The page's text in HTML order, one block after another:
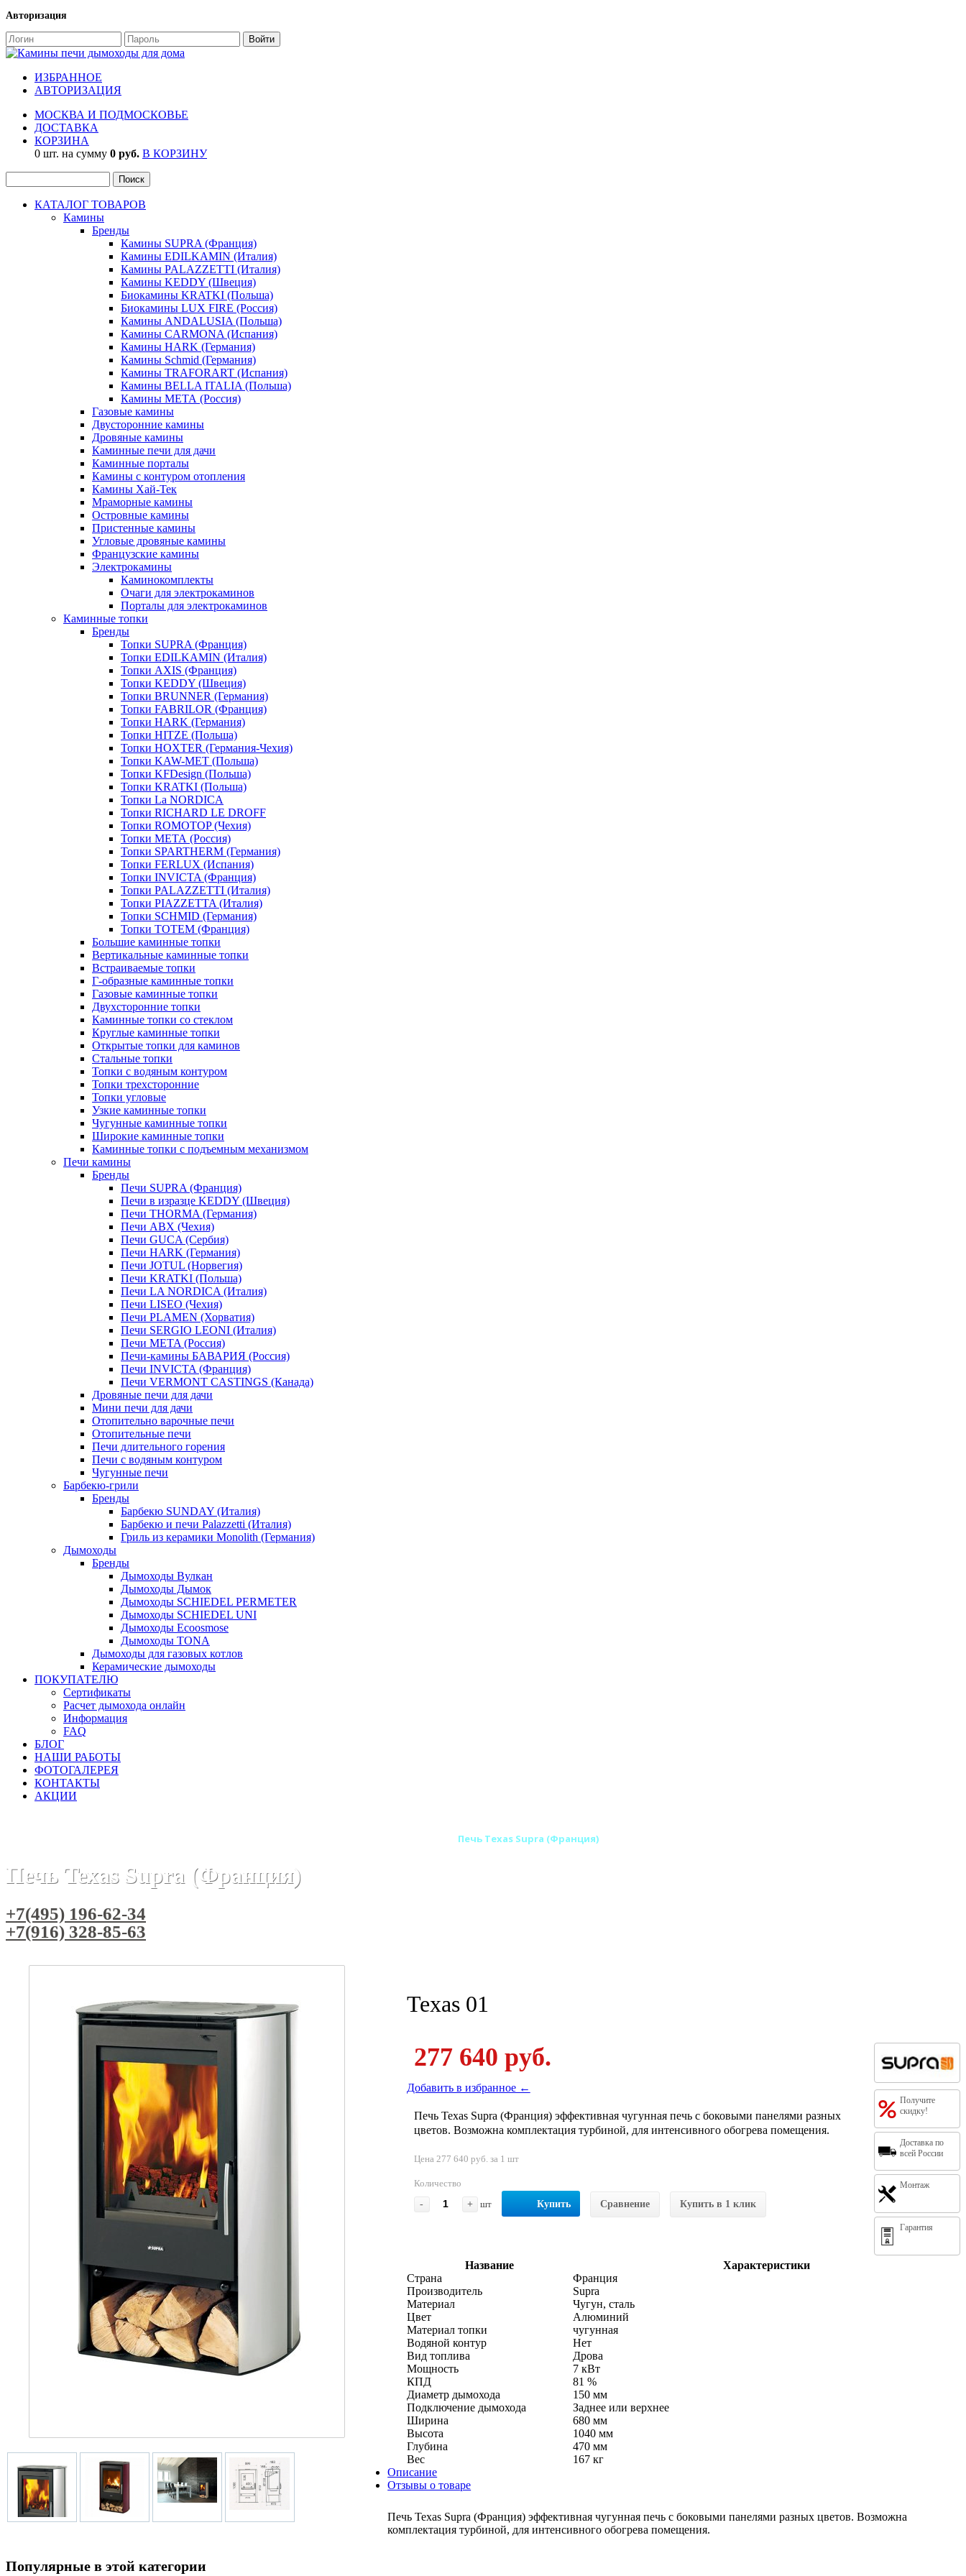
Авторизация
ИЗБРАННОЕ
АВТОРИЗАЦИЯ
МОСКВА И ПОДМОСКОВЬЕ
ДОСТАВКА
КОРЗИНА
0 шт. на сумму 0 руб. В КОРЗИНУ
КАТАЛОГ ТОВАРОВ
Камины
Бренды
Камины SUPRA (Франция)
Камины EDILKAMIN (Италия)
Камины PALAZZETTI (Италия)
Камины KEDDY (Швеция)
Биокамины KRATKI (Польша)
Биокамины LUX FIRE (Россия)
Камины ANDALUSIA (Польша)
Камины CARMONA (Испания)
Камины HARK (Германия)
Камины Schmid (Германия)
Камины TRAFORART (Испания)
Камины BELLA ITALIA (Польша)
Камины МЕТА (Россия)
Газовые камины
Двусторонние камины
Дровяные камины
Каминные печи для дачи
Каминные порталы
Камины с контуром отопления
Камины Хай-Тек
Мраморные камины
Островные камины
Пристенные камины
Угловые дровяные камины
Французские камины
Электрокамины
Каминокомплекты
Очаги для электрокаминов
Порталы для электрокаминов
Каминные топки
Бренды
Топки SUPRA (Франция)
Топки EDILKAMIN (Италия)
Топки AXIS (Франция)
Топки KEDDY (Швеция)
Топки BRUNNER (Германия)
Топки FABRILOR (Франция)
Топки HARK (Германия)
Топки HITZE (Польша)
Топки HOXTER (Германия-Чехия)
Топки KAW-MET (Польша)
Топки KFDesign (Польша)
Топки KRATKI (Польша)
Топки La NORDICA
Топки RICHARD LE DROFF
Топки ROMOTOP (Чехия)
Топки МЕТА (Россия)
Топки SPARTHERM (Германия)
Топки FERLUX (Испания)
Топки INVICTA (Франция)
Топки PALAZZETTI (Италия)
Топки PIAZZETTA (Италия)
Топки SCHMID (Германия)
Топки TOTEM (Франция)
Большие каминные топки
Вертикальные каминные топки
Встраиваемые топки
Г-образные каминные топки
Газовые каминные топки
Двухсторонние топки
Каминные топки со стеклом
Круглые каминные топки
Открытые топки для каминов
Стальные топки
Топки с водяным контуром
Топки трехсторонние
Топки угловые
Узкие каминные топки
Чугунные каминные топки
Широкие каминные топки
Каминные топки с подъемным механизмом
Печи камины
Бренды
Печи SUPRA (Франция)
Печи в изразце KEDDY (Швеция)
Печи THORMA (Германия)
Печи ABX (Чехия)
Печи GUCA (Сербия)
Печи HARK (Германия)
Печи JOTUL (Норвегия)
Печи KRATKI (Польша)
Печи LA NORDICA (Италия)
Печи LISEO (Чехия)
Печи PLAMEN (Хорватия)
Печи SERGIO LEONI (Италия)
Печи META (Россия)
Печи-камины БАВАРИЯ (Россия)
Печи INVICTA (Франция)
Печи VERMONT CASTINGS (Канада)
Дровяные печи для дачи
Мини печи для дачи
Отопительно варочные печи
Отопительные печи
Печи длительного горения
Печи с водяным контуром
Чугунные печи
Барбекю-грили
Бренды
Барбекю SUNDAY (Италия)
Барбекю и печи Palazzetti (Италия)
Гриль из керамики Monolith (Германия)
Дымоходы
Бренды
Дымоходы Вулкан
Дымоходы Дымок
Дымоходы SCHIEDEL PERMETER
Дымоходы SCHIEDEL UNI
Дымоходы Ecoosmose
Дымоходы TONA
Дымоходы для газовых котлов
Керамические дымоходы
ПОКУПАТЕЛЮ
Сертификаты
Расчет дымохода онлайн
Информация
FAQ
БЛОГ
НАШИ РАБОТЫ
ФОТОГАЛЕРЕЯ
КОНТАКТЫ
АКЦИИ
Печь Texas Supra (Франция)
Печь Texas Supra (Франция)
+7(495) 196-62-34
+7(916) 328-85-63
Texas 01
Получите
скидку!
Доставка по
всей России
Монтаж
Гарантия
277 640 руб.
Добавить в избранное ←
Печь Texas Supra (Франция) эффективная чугунная печь с боковыми панелями разных
цветов. Возможна комплектация турбиной, для интенсивного обогрева помещения.
Цена 277 640 руб. за 1 шт
Количество
-
+ шт Купить Сравнение Купить в 1 клик
Название
Характеристики
Страна
Франция
Производитель
Supra
Материал
Чугун, сталь
Цвет
Алюминий
Материал топки
чугунная
Водяной контур
Нет
Вид топлива
Дрова
Мощность
7 кВт
КПД
81 %
Диаметр дымохода
150 мм
Подключение дымохода
Заднее или верхнее
Ширина
680 мм
Высота
1040 мм
Глубина
470 мм
Вес
167 кг
Описание
Отзывы о товаре
Печь Texas Supra (Франция) эффективная чугунная печь с боковыми панелями разных цветов. Возможна
комплектация турбиной, для интенсивного обогрева помещения.
Популярные в этой категории